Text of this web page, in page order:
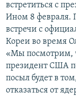
встретиться с
Ином 8 февраля.
встречи с
Кореи во время
«Мы посмотрим,
президент США
посыл будет в
отказаться от